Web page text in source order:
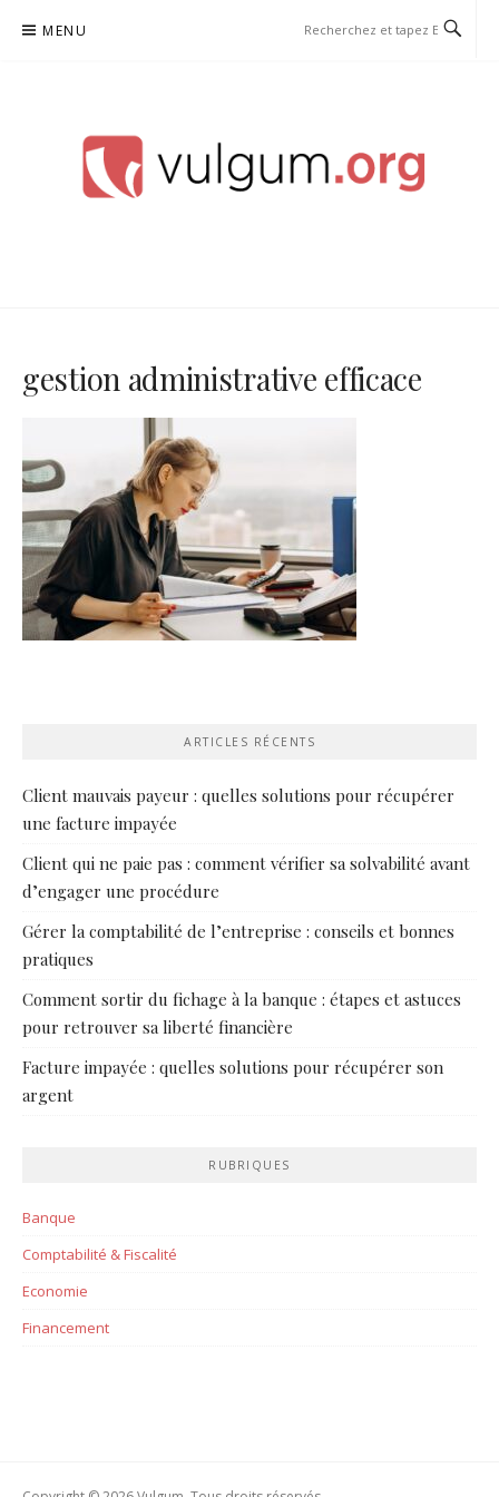
MENU
gestion administrative efficace
ARTICLES RÉCENTS
Client mauvais payeur : quelles solutions pour récupérer
une facture impayée
Client qui ne paie pas : comment vérifier sa solvabilité avant
d’engager une procédure
Gérer la comptabilité de l’entreprise : conseils et bonnes
pratiques
Comment sortir du fichage à la banque : étapes et astuces
pour retrouver sa liberté financière
Facture impayée : quelles solutions pour récupérer son
argent
RUBRIQUES
Banque
Comptabilité & Fiscalité
Economie
Financement